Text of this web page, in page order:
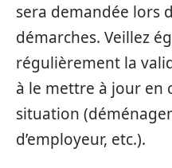
sera demandée lors
démarches. Veillez
régulièrement la
à le mettre à jour en
situation
d’employeur, etc.).